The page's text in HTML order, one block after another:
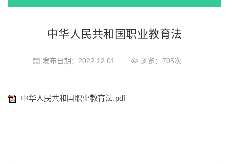
中华人民共和国职业教育法
发布日期：2022.12.01 浏览： 705次
中华人民共和国职业教育法.pdf